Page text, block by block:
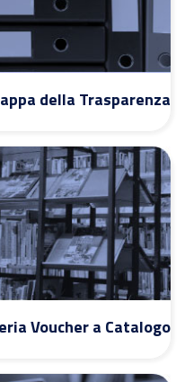
della Trasparenza
Voucher a Catalogo